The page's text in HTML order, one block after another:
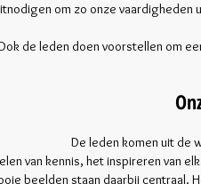
om zo onze
de leden doen voorstellen om
De leden komen uit de
van kennis, het inspireren van
beelden staan daarbij centraal.